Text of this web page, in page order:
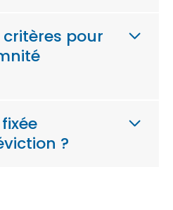
pour
?